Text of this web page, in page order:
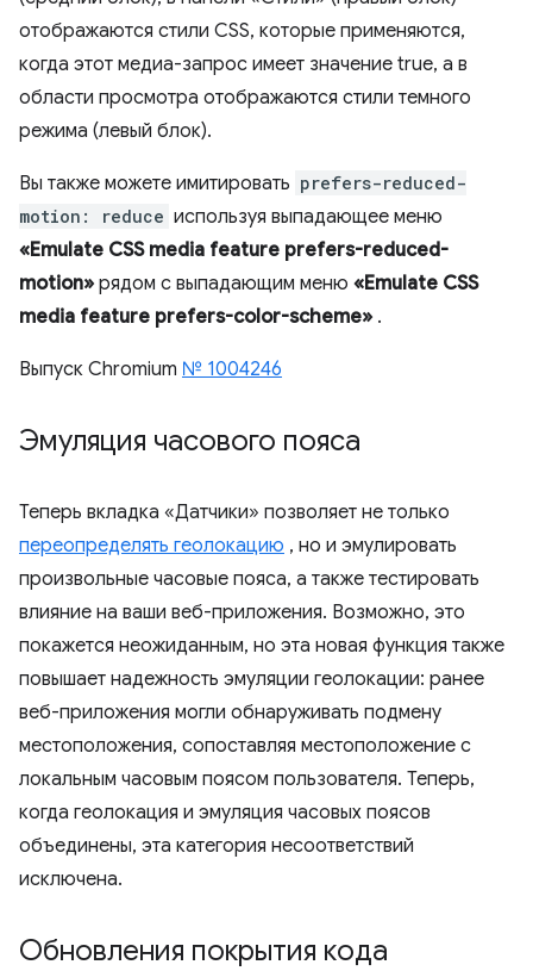
отображаются стили CSS, которые применяются,
когда этот медиа-запрос имеет значение true, а в
области просмотра отображаются стили темного
режима (левый блок).
Вы также можете имитировать prefers-reduced-
motion: reduce используя выпадающее меню
«Emulate CSS media feature prefers-reduced-
motion» рядом с выпадающим меню «Emulate CSS
media feature prefers-color-scheme» .
Выпуск Chromium № 1004246
Эмуляция часового пояса
Теперь вкладка «Датчики» позволяет не только
переопределять геолокацию , но и эмулировать
произвольные часовые пояса, а также тестировать
влияние на ваши веб-приложения. Возможно, это
покажется неожиданным, но эта новая функция также
повышает надежность эмуляции геолокации: ранее
веб-приложения могли обнаруживать подмену
местоположения, сопоставляя местоположение с
локальным часовым поясом пользователя. Теперь,
когда геолокация и эмуляция часовых поясов
объединены, эта категория несоответствий
исключена.
Обновления покрытия кода